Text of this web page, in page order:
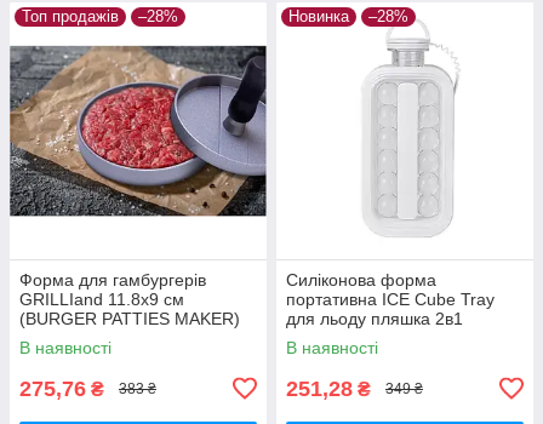
Топ продажів –28%
Форма для гамбургерів
GRILLIand 11.8х9 см
(BURGER PATTIES MAKER)
В наявності
275,76 ₴ 383 ₴
Новинка –28%
Силіконова форма
портативна ICE Cube Tray
для льоду пляшка 2в1
В наявності
251,28 ₴ 349 ₴